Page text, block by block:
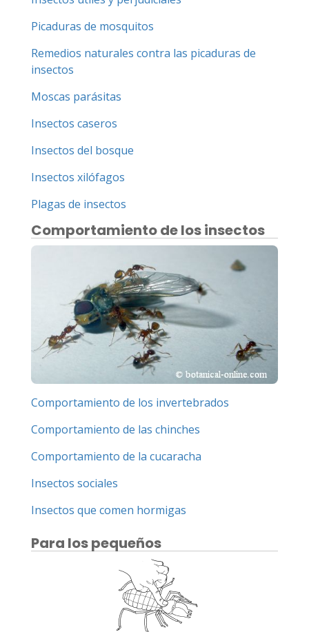
Picaduras de mosquitos
Remedios naturales contra las picaduras de
insectos
Moscas parásitas
Insectos caseros
Insectos del bosque
Insectos xilófagos
Plagas de insectos
Comportamiento de los insectos
Comportamiento de los invertebrados
Comportamiento de las chinches
Comportamiento de la cucaracha
Insectos sociales
Insectos que comen hormigas
Para los pequeños